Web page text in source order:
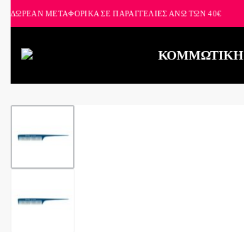
ΔΩΡΕΑΝ ΜΕΤΑΦΟΡΙΚΑ ΣΕ ΠΑΡΑΓΓΕΛΙΕΣ ΑΝΩ ΤΩΝ 40€
ΚΟΜΜΩΤΙΚΗ